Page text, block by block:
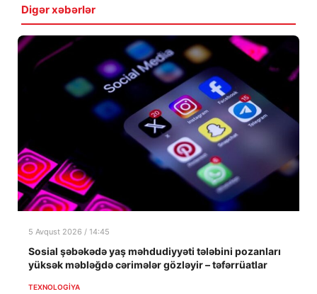
Digər xəbərlər
5 Avqust 2026 / 14:45
Sosial şəbəkədə yaş məhdudiyyəti tələbini pozanları
yüksək məbləğdə cərimələr gözləyir – təfərrüatlar
TEXNOLOGIYA